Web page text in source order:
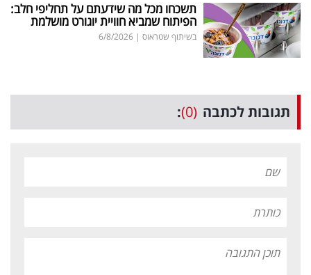
תשכחו מכל מה שידעתם על תחליפי חלב:
הפיתוח שמביא חוויית יוגורט מושלמת
בשיתוף שטראוס |
6/8/2026
תגובות לכתבה (0)
: